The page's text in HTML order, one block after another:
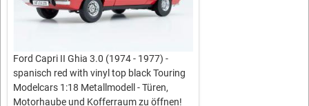
Ford Capri II Ghia 3.0 (1974 - 1977) -
spanisch red with vinyl top black Touring
Modelcars 1:18 Metallmodell - Türen,
Motorhaube und Kofferraum zu öffnen!